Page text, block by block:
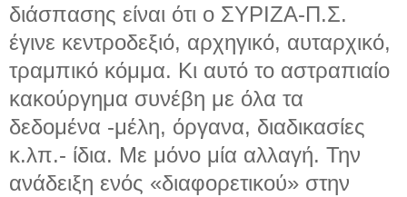
διάσπασης είναι ότι ο ΣΥΡΙΖΑ-Π.Σ.
έγινε κεντροδεξιό, αρχηγικό, αυταρχικό,
τραμπικό κόμμα. Κι αυτό το αστραπιαίο
κακούργημα συνέβη με όλα τα
δεδομένα -μέλη, όργανα, διαδικασίες
κ.λπ.- ίδια. Με μόνο μία αλλαγή. Την
ανάδειξη ενός «διαφορετικού» στην